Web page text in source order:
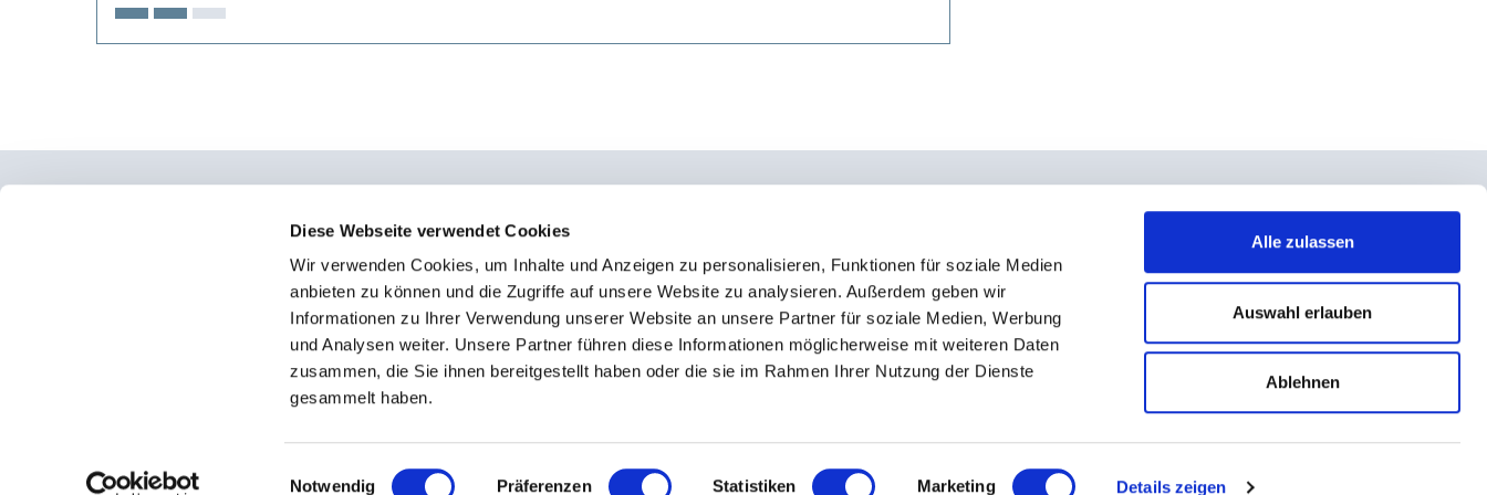
Diese Webseite verwendet Cookies
Wir verwenden Cookies, um Inhalte und Anzeigen zu personalisieren, Funktionen für soziale Medien
anbieten zu können und die Zugriffe auf unsere Website zu analysieren. Außerdem geben wir
Informationen zu Ihrer Verwendung unserer Website an unsere Partner für soziale Medien, Werbung
und Analysen weiter. Unsere Partner führen diese Informationen möglicherweise mit weiteren Daten
zusammen, die Sie ihnen bereitgestellt haben oder die sie im Rahmen Ihrer Nutzung der Dienste
gesammelt haben.
Einwilligungsauswahl
Notwendig Präferenzen Statistiken Marketing Details zeigen
Alle zulassen
Auswahl erlauben
Ablehnen
Konrad-Adenauer-Straße 6
0451 - 4 79 95 0
info@osteopathie-institut-deutschland.de
Kontakt
Storno- und Teilnahmebedingungen
Impressum
Datenschutz